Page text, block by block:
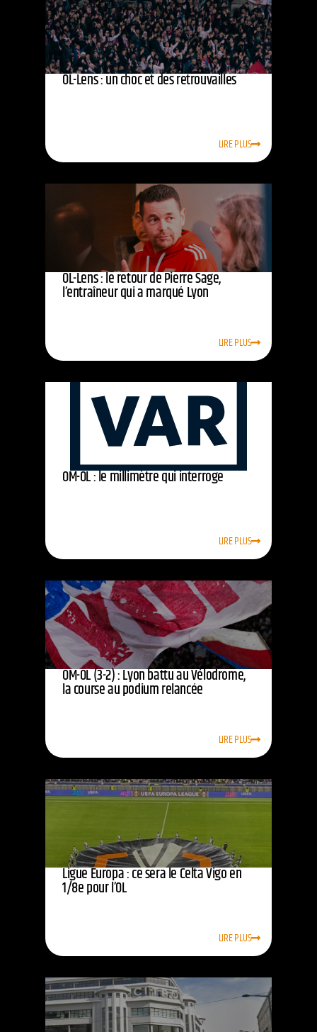
OL-Lens : un choc et des retrouvailles
LIRE PLUS
OL-Lens : le retour de Pierre Sage,
l’entraîneur qui a marqué Lyon
LIRE PLUS
OM-OL : le millimètre qui interroge
LIRE PLUS
OM-OL (3-2) : Lyon battu au Vélodrome,
la course au podium relancée
LIRE PLUS
Ligue Europa : ce sera le Celta Vigo en
1/8e pour l’OL
LIRE PLUS